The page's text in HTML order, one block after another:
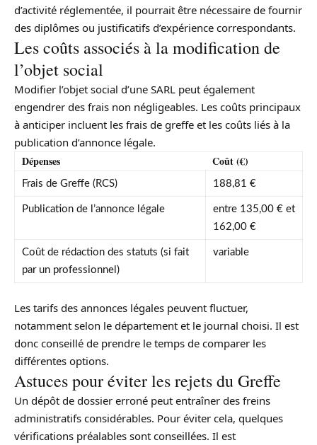
d’activité réglementée, il pourrait être nécessaire de fournir
des diplômes ou justificatifs d’expérience correspondants.
Les coûts associés à la modification de
l’objet social
Modifier l’objet social d’une SARL peut également
engendrer des frais non négligeables. Les coûts principaux
à anticiper incluent les frais de greffe et les coûts liés à la
publication d’annonce légale.
Dépenses Coût (€)
Frais de Greffe (RCS) 188,81 €
Publication de l’annonce légale
entre 135,00 € et
162,00 €
Coût de rédaction des statuts (si fait
par un professionnel)
variable
Les tarifs des annonces légales peuvent fluctuer,
notamment selon le département et le journal choisi. Il est
donc conseillé de prendre le temps de comparer les
différentes options.
Astuces pour éviter les rejets du Greffe
Un dépôt de dossier erroné peut entraîner des freins
administratifs considérables. Pour éviter cela, quelques
vérifications préalables sont conseillées. Il est